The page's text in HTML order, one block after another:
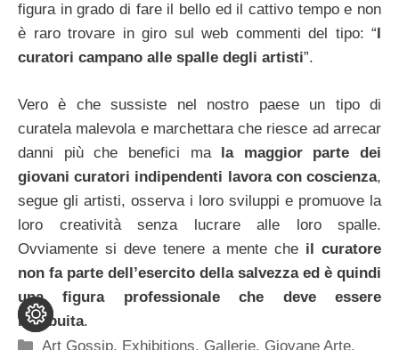
figura in grado di fare il bello ed il cattivo tempo e non
è raro trovare in giro sul web commenti del tipo: “
curatori campano alle spalle degli artisti”.
Vero è che sussiste nel nostro paese un tipo di
curatela malevola e marchettara che riesce ad arrecar
danni più che benefici mala maggior parte dei
giovani curatori indipendenti lavora con coscienza,
segue gli artisti, osserva i loro sviluppi e promuove la
loro creatività senza lucrare alle loro spalle.
Ovviamente si deve tenere a mente che il curatore
non fa parte dell’esercito della salvezza ed è quindi
una figura professionale che deve essere
retribuita.
Categorie
Art Gossip, Exhibitions, Gallerie, Giovane Arte,